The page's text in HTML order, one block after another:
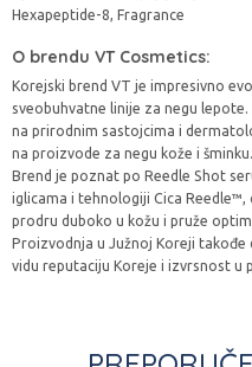
Hexapeptide-8, Fragrance
O brendu VT Cosmetics:
Korejski brend VT je impresivno
sveobuhvatne linije za negu
na prirodnim sastojcima i
na proizvode za negu kože i šminku.
Brend je poznat po Reedle Shot
iglicama i tehnologiji Cica
prodru duboko u kožu i pruže
Proizvodnja u Južnoj Koreji
vidu reputaciju Koreje i izvrsnost u